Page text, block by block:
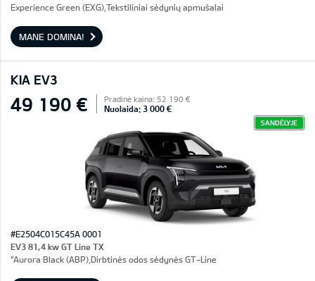
Experience Green (EXG),Tekstiliniai sėdynių apmušalai
MANE DOMINA!
KIA EV3
49 190 € Pradinė kaina: 52 190 €
Nuolaida: 3 000 €
SANDĖLYJE
#E2504C015C45A 0001
EV3 81,4 kw GT Line TX
"Aurora Black (ABP),Dirbtinės odos sėdynės GT-Line